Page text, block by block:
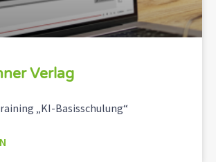
Verlag
„KI-Basisschulung“